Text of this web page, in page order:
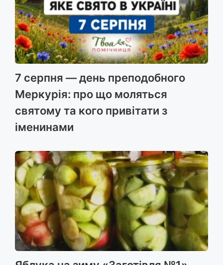
7 серпня — день преподобного
Меркурія: про що моляться
святому та кого привітати з
іменинами